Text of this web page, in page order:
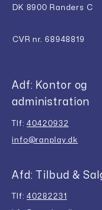
DK 8900 Randers C
CVR nr. 68948819
Adf: Kontor og
administration
Tlf:40420932
info@ranplay.dk
Afd: Tilbud &
Tlf:40282231